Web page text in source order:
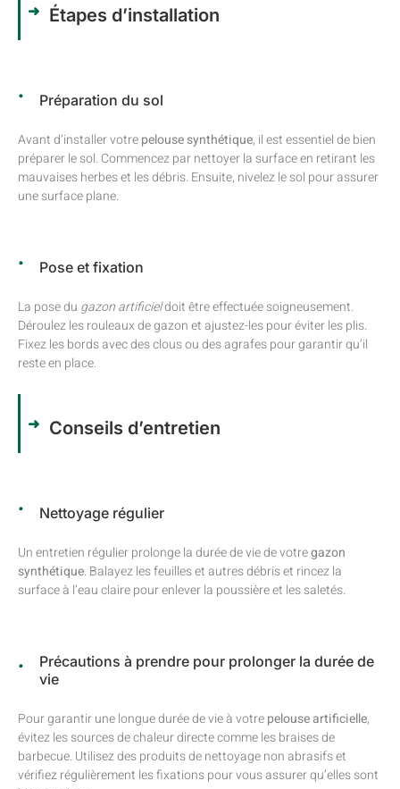
Étapes d’installation
Préparation du sol
Avant d’installer votrepelouse synthétique, il est essentiel de bien
préparer le sol. Commencez par nettoyer la surface en retirant les
mauvaises herbes et les débris. Ensuite, nivelez le sol pour assurer
une surface plane.
Pose et fixation
La pose du gazon artificieldoit être effectuée soigneusement.
Déroulez les rouleaux de gazon et ajustez-les pour éviter les plis.
Fixez les bords avec des clous ou des agrafes pour garantir qu’il
reste en place.
Conseils d’entretien
Nettoyage régulier
Un entretien régulier prolonge la durée de vie de votregazon
synthétique. Balayez les feuilles et autres débris et rincez la
surface à l’eau claire pour enlever la poussière et les saletés.
Précautions à prendre pour prolonger la durée de
vie
Pour garantir une longue durée de vie à votrepelouse artificielle,
évitez les sources de chaleur directe comme les braises de
barbecue. Utilisez des produits de nettoyage non abrasifs et
vérifiez régulièrement les fixations pour vous assurer qu’elles sont